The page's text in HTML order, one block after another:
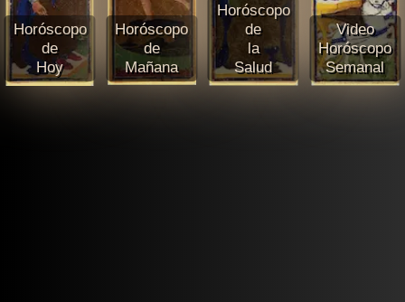
Horóscopo
de
Hoy
Horóscopo
de
Mañana
Horóscopo
de
la
Salud
Video
Horóscopo
Semanal